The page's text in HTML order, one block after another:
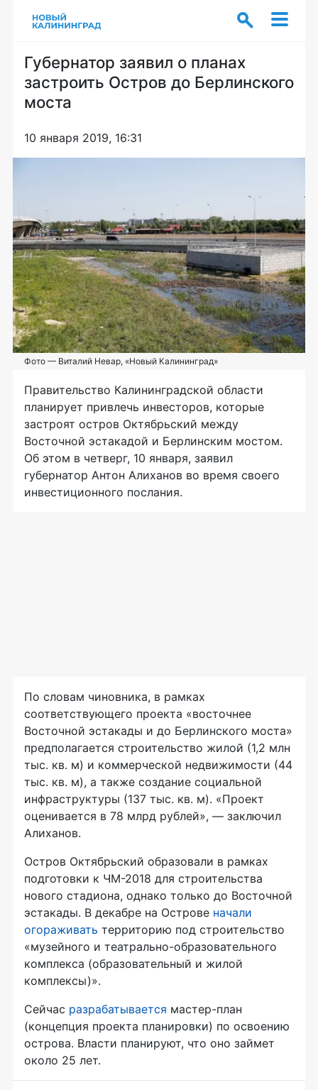
Губернатор заявил о планах
застроить Остров до Берлинского
моста
10 января 2019, 16:31
Фото — Виталий Невар, «Новый Калининград»
Правительство Калининградской области
планирует привлечь инвесторов, которые
застроят остров Октябрьский между
Восточной эстакадой и Берлинским мостом.
Об этом в четверг, 10 января, заявил
губернатор Антон Алиханов во время своего
инвестиционного послания.
По словам чиновника, в рамках
соответствующего проекта «восточнее
Восточной эстакады и до Берлинского моста»
предполагается строительство жилой (1,2 млн
тыс. кв. м) и коммерческой недвижимости (44
тыс. кв. м), а также создание социальной
инфраструктуры (137 тыс. кв. м). «Проект
оценивается в 78 млрд рублей», — заключил
Алиханов.
Остров Октябрьский образовали в рамках
подготовки к ЧМ-2018 для строительства
нового стадиона, однако только до Восточной
эстакады. В декабре на Острове начали
огораживать территорию под строительство
«музейного и театрально-образовательного
комплекса (образовательный и жилой
комплексы)».
Сейчас разрабатывается мастер-план
(концепция проекта планировки) по освоению
острова. Власти планируют, что оно займет
около 25 лет.